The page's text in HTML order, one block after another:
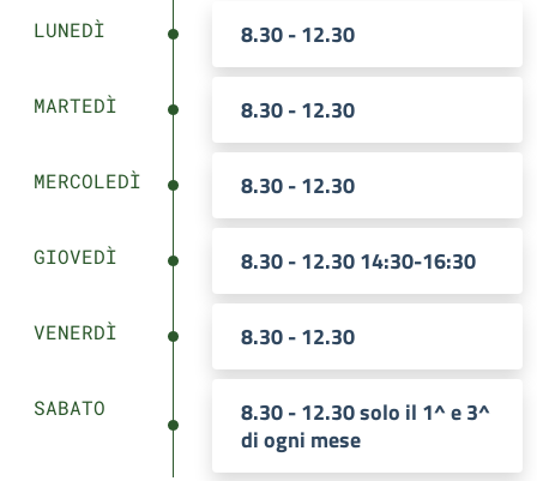
LUNEDÌ 8.30 - 12.30
MARTEDÌ 8.30 - 12.30
MERCOLEDÌ 8.30 - 12.30
GIOVEDÌ 8.30 - 12.30 14:30-16:30
VENERDÌ 8.30 - 12.30
SABATO
8.30 - 12.30 solo il 1^ e 3^
di ogni mese